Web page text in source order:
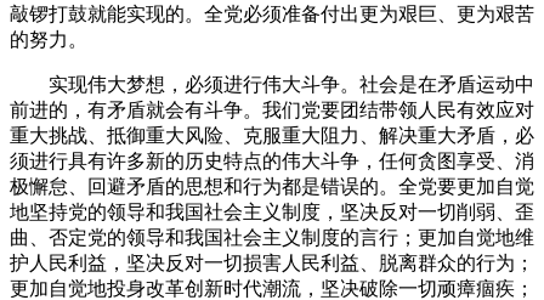
敲锣打鼓就能实现的。全党必须准备付出更为艰巨、更为艰苦
的努力。
实现伟大梦想，必须进行伟大斗争。社会是在矛盾运动中
前进的，有矛盾就会有斗争。我们党要团结带领人民有效应对
重大挑战、抵御重大风险、克服重大阻力、解决重大矛盾，必
须进行具有许多新的历史特点的伟大斗争，任何贪图享受、消
极懈怠、回避矛盾的思想和行为都是错误的。全党要更加自觉
地坚持党的领导和我国社会主义制度，坚决反对一切削弱、歪
曲、否定党的领导和我国社会主义制度的言行；更加自觉地维
护人民利益，坚决反对一切损害人民利益、脱离群众的行为；
更加自觉地投身改革创新时代潮流，坚决破除一切顽瘴痼疾；